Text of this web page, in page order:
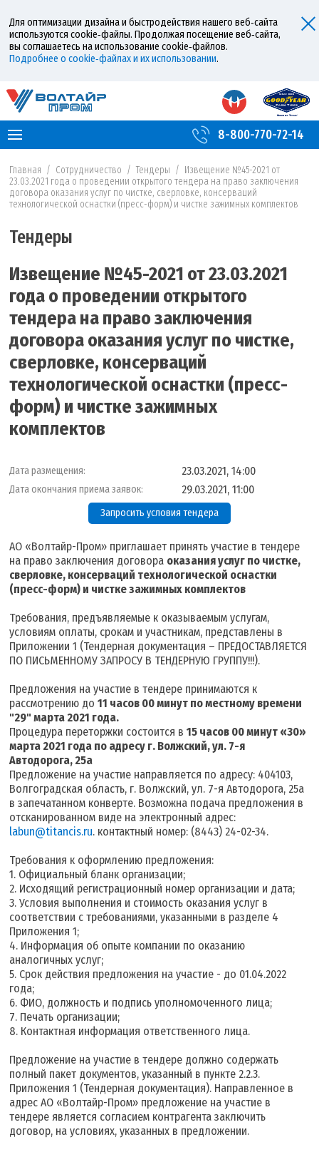
Для оптимизации дизайна и быстродействия нашего веб‑сайта
используются cookie‑файлы. Продолжая посещение веб‑сайта,
вы соглашаетесь на использование cookie‑файлов.
Подробнее о cookie‑файлах и их использовании.
8-800-770-72-14
Главная / Сотрудничество / Тендеры / Извещение №45-2021 от
23.03.2021 года о проведении открытого тендера на право заключения
договора оказания услуг по чистке, сверловке, консерваций
технологической оснастки (пресс-форм) и чистке зажимных комплектов
Тендеры
Извещение №45-2021 от 23.03.2021
года о проведении открытого
тендера на право заключения
договора оказания услуг по чистке,
сверловке, консерваций
технологической оснастки (пресс-
форм) и чистке зажимных
комплектов
Дата размещения: 23.03.2021, 14:00
Дата окончания приема заявок: 29.03.2021, 11:00
Запросить условия тендера
АО «Волтайр-Пром» приглашает принять участие в тендере
на право заключения договора оказания услуг по чистке,
сверловке, консерваций технологической оснастки
(пресс-форм) и чистке зажимных комплектов
Требования, предъявляемые к оказываемым услугам,
условиям оплаты, срокам и участникам, представлены в
Приложении 1 (Тендерная документация – ПРЕДОСТАВЛЯЕТСЯ
ПО ПИСЬМЕННОМУ ЗАПРОСУ В ТЕНДЕРНУЮ ГРУППУ!!!).
Предложения на участие в тендере принимаются к
рассмотрению до11 часов 00 минут по местному времени
"29" марта 2021 года.
Процедура переторжки состоится в15 часов 00 минут «30»
марта 2021 года по адресу г. Волжский, ул. 7-я
Автодорога, 25а
Предложение на участие направляется по адресу: 404103,
Волгоградская область, г. Волжский, ул. 7-я Автодорога, 25а
в запечатанном конверте. Возможна подача предложения в
отсканированном виде на электронный адрес:
labun@titancis.ru. контактный номер: (8443) 24-02-34.
Требования к оформлению предложения:
1. Официальный бланк организации;
2. Исходящий регистрационный номер организации и дата;
3. Условия выполнения и стоимость оказания услуг в
соответствии с требованиями, указанными в разделе 4
Приложения 1;
4. Информация об опыте компании по оказанию
аналогичных услуг;
5. Срок действия предложения на участие - до 01.04.2022
года;
6. ФИО, должность и подпись уполномоченного лица;
7. Печать организации;
8. Контактная информация ответственного лица.
Предложение на участие в тендере должно содержать
полный пакет документов, указанный в пункте 2.2.3.
Приложения 1 (Тендерная документация). Направленное в
адрес АО «Волтайр-Пром» предложение на участие в
тендере является согласием контрагента заключить
договор, на условиях, указанных в предложении.